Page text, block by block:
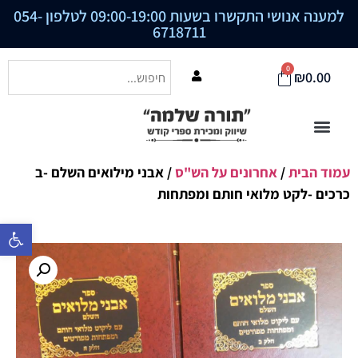
פתח סרגל
למענה אנושי התקשרו בשעות 09:00-19:00 לטלפון 054-
6718711
₪0.00
0
עמוד הבית/ אחרונים על הש"ס/ אבני מילואים השלם -ב
כרכים -לקט מלואי חותם ומפתחות